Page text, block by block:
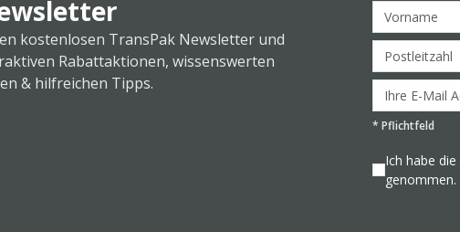
kostenlosen TransPak Newsletter und
Rabattaktionen, wissenswerten
& hilfreichen Tipps.
* Pflichtfeld
Ich habe die
genommen.